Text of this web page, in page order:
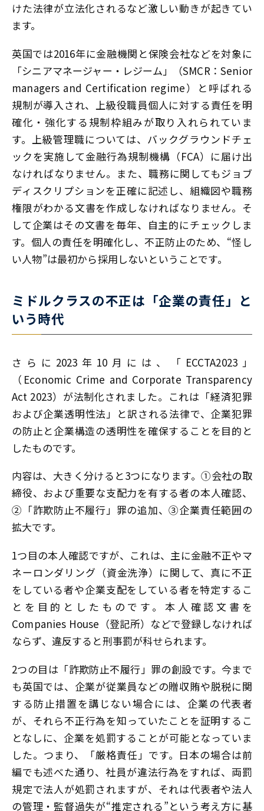
けた法律が立法化されるなど激しい動きが起きてい
ます。
英国では2016年に金融機関と保険会社などを対象に
「シニアマネージャー・レジーム」（SMCR：Senior
managers and Certification regime）と呼ばれる
規制が導入され、上級役職員個人に対する責任を明
確化・強化する規制枠組みが取り入れられていま
す。上級管理職については、バックグラウンドチェ
ックを実施して金融行為規制機構（FCA）に届け出
なければなりません。また、職務に関してもジョブ
ディスクリプションを正確に記述し、組織図や職務
権限がわかる文書を作成しなければなりません。そ
して企業はその文書を毎年、自主的にチェックしま
す。個人の責任を明確化し、不正防止のため、“怪し
い人物”は最初から採用しないということです。
ミドルクラスの不正は「企業の責任」と
いう時代
さらに2023年10月には、「ECCTA2023」
（Economic Crime and Corporate Transparency
Act 2023）が法制化されました。これは「経済犯罪
および企業透明性法」と訳される法律で、企業犯罪
の防止と企業構造の透明性を確保することを目的と
したものです。
内容は、大きく分けると3つになります。①会社の取
締役、および重要な支配力を有する者の本人確認、
②「詐欺防止不履行」罪の追加、③企業責任範囲の
拡大です。
1つ目の本人確認ですが、これは、主に金融不正やマ
ネーロンダリング（資金洗浄）に関して、真に不正
をしている者や企業支配をしている者を特定するこ
とを目的としたものです。本人確認文書を
Companies House（登記所）などで登録しなければ
ならず、違反すると刑事罰が科せられます。
2つの目は「詐欺防止不履行」罪の創設です。今まで
も英国では、企業が従業員などの贈収賄や脱税に関
する防止措置を講じない場合には、企業の代表者
が、それら不正行為を知っていたことを証明するこ
となしに、企業を処罰することが可能となっていま
した。つまり、「厳格責任」です。日本の場合は前
編でも述べた通り、社員が違法行為をすれば、両罰
規定で法人が処罰されますが、それは代表者や法人
の管理・監督過失が“推定される”という考え方に基